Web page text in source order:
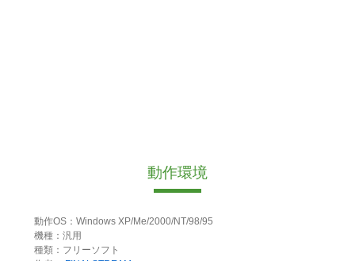
動作環境
動作OS：Windows XP/Me/2000/NT/98/95
機種：汎用
種類：フリーソフト